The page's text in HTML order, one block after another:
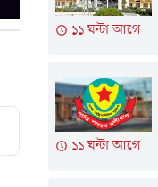
১১ ঘন্টা আগে
১১ ঘন্টা আগে